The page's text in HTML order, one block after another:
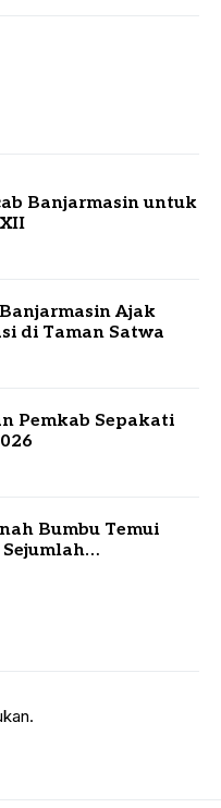
Banjarmasin untuk
Ajak
di Taman Satwa
Pemkab Sepakati
Bumbu Temui